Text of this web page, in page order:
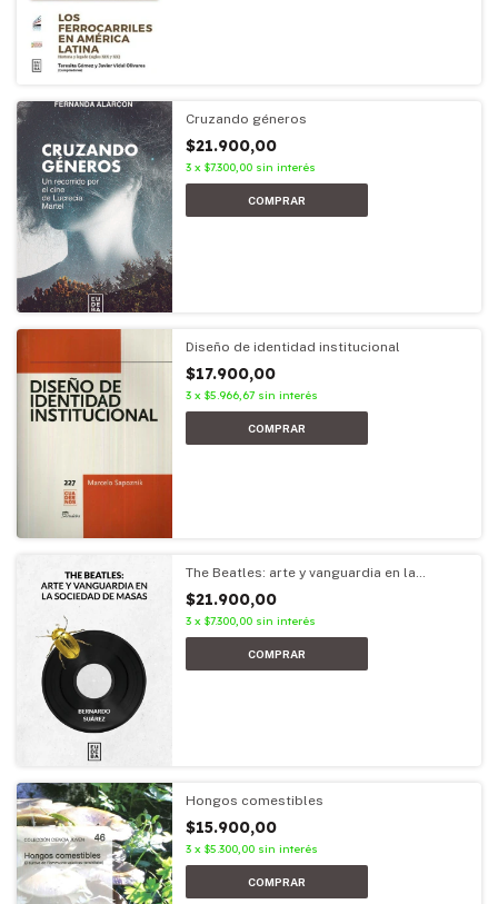
Cruzando géneros
$21.900,00
3 x $7.300,00 sin interés
Diseño de identidad institucional
$17.900,00
3 x $5.966,67 sin interés
The Beatles: arte y vanguardia en la
$21.900,00
3 x $7.300,00 sin interés
Hongos comestibles
$15.900,00
3 x $5.300,00 sin interés